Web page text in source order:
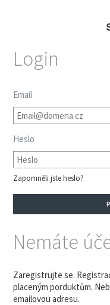
Login
Email
Heslo
Zapomněli jste heslo?
Nemáte
Zaregistrujte se.
placeným porduktům.
emailovou adresu.